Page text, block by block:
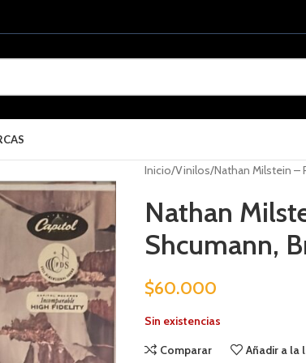
Inicio Vinilos Nathan Milstein –
Nathan
Shcumann,
$60.000
Sin existencias
Comparar
Añadir a la